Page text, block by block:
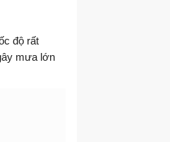
độ rất
mưa lớn